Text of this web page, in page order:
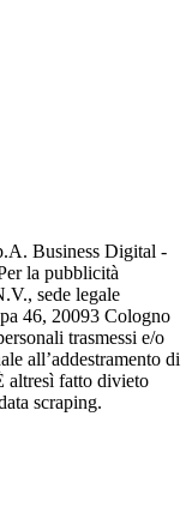
Business Digital -
la pubblicità
sede legale
46, 20093 Cologno
trasmessi e/o
all’addestramento di
altresì fatto divieto
scraping.